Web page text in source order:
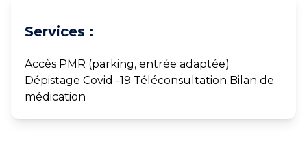
Services :
Accès PMR (parking, entrée adaptée)
Dépistage Covid -19 Téléconsultation Bilan de
médication